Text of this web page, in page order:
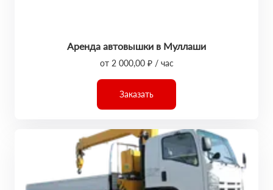
Аренда автовышки в Муллаши
от 2 000,00 ₽ / час
Заказать